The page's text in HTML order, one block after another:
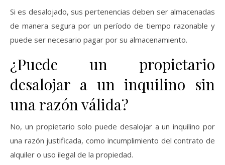
Si es desalojado, sus pertenencias deben ser almacenadas
de manera segura por un período de tiempo razonable y
puede ser necesario pagar por su almacenamiento.
¿Puede un propietario
desalojar a un inquilino sin
una razón válida?
No, un propietario solo puede desalojar a un inquilino por
una razón justificada, como incumplimiento del contrato de
alquiler o uso ilegal de la propiedad.